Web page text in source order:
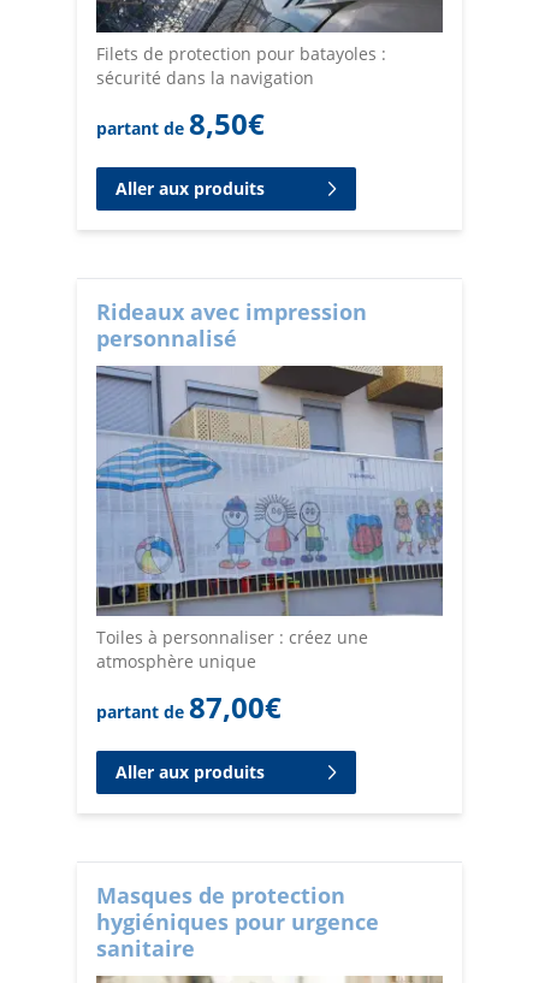
Filets de protection pour batayoles :
sécurité dans la navigation
partant de 8,50€
Aller aux produits
Rideaux avec impression
personnalisé
Toiles à personnaliser : créez une
atmosphère unique
partant de 87,00€
Aller aux produits
Masques de protection
hygiéniques pour urgence
sanitaire